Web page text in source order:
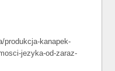
produkcja-kanapek-
jezyka-od-zaraz-